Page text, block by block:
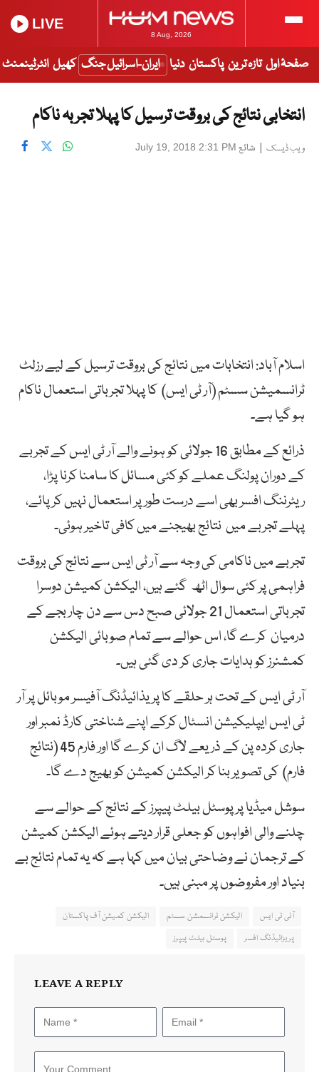
8 Aug, 2026
LIVE
صفحۂ اول تازہ ترین پاکستان دنیا ایران-اسرائیل جنگ کھیل انٹرٹینمنٹ
انتخابی نتائج کی بروقت ترسیل کا پہلا تجربہ ناکام
ویب ڈیسک | شائع July 19, 2018 2:31 PM
اسلام آباد: انتخابات میں نتائج کی بروقت ترسیل کے لیے رزلٹ
ٹرانسمیشن سسٹم (آر ٹی ایس) کا پہلا تجرباتی استعمال ناکام
ہو گیا ہے۔
ذرائع کے مطابق 16 جولائی کو ہونے والے آر ٹی ایس کے تجربے
کے دوران پولنگ عملے کو کئی مسائل کا سامنا کرنا پڑا،
ریٹرننگ افسر بھی اسے درست طور پر استعمال نہیں کر پائے،
پہلے تجربے میں نتائج بھیجنے میں کافی تاخیر ہوئی۔
تجربے میں ناکامی کی وجہ سے آر ٹی ایس سے نتائج کی بروقت
فراہمی پر کئی سوال اٹھ گئے ہیں، الیکشن کمیشن دوسرا
تجرباتی استعمال 21 جولائی صبح دس سے دن چار بجے کے
درمیان کرے گا، اس حوالے سے تمام صوبائی الیکشن
کمشنرز کو ہدایات جاری کر دی گئی ہیں۔
آر ٹی ایس کے تحت ہر حلقے کا پریذائیڈنگ آفیسر موبائل پر آر
ٹی ایس ایپلیکیشن انسٹال کرکے اپنے شناختی کارڈ نمبر اور
جاری کردہ پن کے ذریعے لاگ ان کرے گا اور فارم 45 (نتائج
فارم) کی تصویر بنا کر الیکشن کمیشن کو بھیج دے گا۔
سوشل میڈیا پر پوسٹل بیلٹ پیپرز کے نتائج کے حوالے سے
چلنے والی افواہوں کو جعلی قرار دیتے ہوئے الیکشن کمیشن
کے ترجمان نے وضاحتی بیان میں کہا ہے کہ یہ تمام نتائج بے
بنیاد اور مفروضوں پر مبنی ہیں۔
آئی ٹی ایس الیکشن ٹرانسمشن سسٹم
الیکشن کمیشن آف پاکستان
پریزائیڈنگ افسر
پوسٹل بیلٹ پیپرز
LEAVE A REPLY